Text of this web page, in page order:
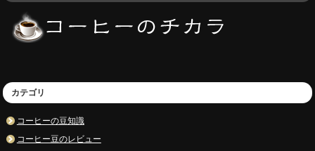
カテゴリ
コーヒーの豆知識
コーヒー豆のレビュー